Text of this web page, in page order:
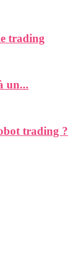
trading
un...
trading ?